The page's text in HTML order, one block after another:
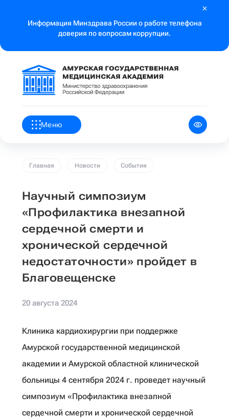
Информация Минздрава России о работе телефона
доверия по вопросам коррупции.
Меню
Главная Новости События
Научный симпозиум
«Профилактика внезапной
сердечной смерти и
хронической сердечной
недостаточности» пройдет в
Благовещенске
20 августа 2024
Клиника кардиохирургии при поддержке
Амурской государственной медицинской
академии и Амурской областной клинической
больницы 4 сентября 2024 г. проведет научный
симпозиум «Профилактика внезапной
сердечной смерти и хронической сердечной